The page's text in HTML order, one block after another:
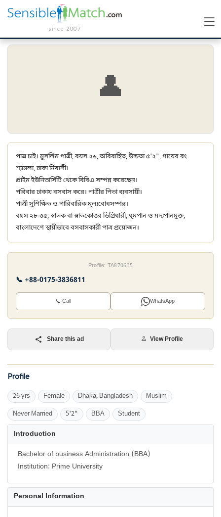
since 2007
👤
পাত্র চাই। মুসলিম পাত্রী, বয়স ২৬, অবিবাহিত, উচ্চতা ৫'২", গায়ের রং
শ্যামলা, ঢাকা নিবাসী।
প্রাইম ইউনিভার্সিটি থেকে বিবিএ সম্পন্ন করেছেন।
পরিবার ঢাকায় বসবাস করে। পাত্রীর পিতা ব্যবসায়ী।
পাত্রী সুশিক্ষিত ও পারিবারিক মূল্যবোধসম্পন্ন।
বয়স ২৮-৩৫, স্নাতক বা স্নাতকোত্তর ডিগ্রিধারী, ধূমপান ও মদ্যপানমুক্ত,
বাংলাদেশে স্থায়ীভাবে বসবাসকারী পাত্র প্রয়োজন।
Profile: TA870635
📞 +88-0175-3836811
📞 Call WhatsApp
Share this ad View Profile
Profile
26 yrs Female Dhaka, Bangladesh Muslim
Never Married 5'2" BBA Student
Introduction
Bachelor of business Administration (BBA)
Personal Information